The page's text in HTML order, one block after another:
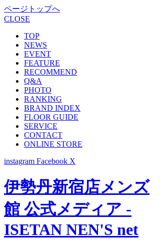
ページトップへ
CLOSE
TOP
NEWS
EVENT
FEATURE
RECOMMEND
Q&A
PHOTO
RANKING
BRAND INDEX
FLOOR GUIDE
SERVICE
CONTACT
ONLINE STORE
instagram Facebook X
伊勢丹新宿店メンズ
館 公式メディア -
ISETAN NEN'S net